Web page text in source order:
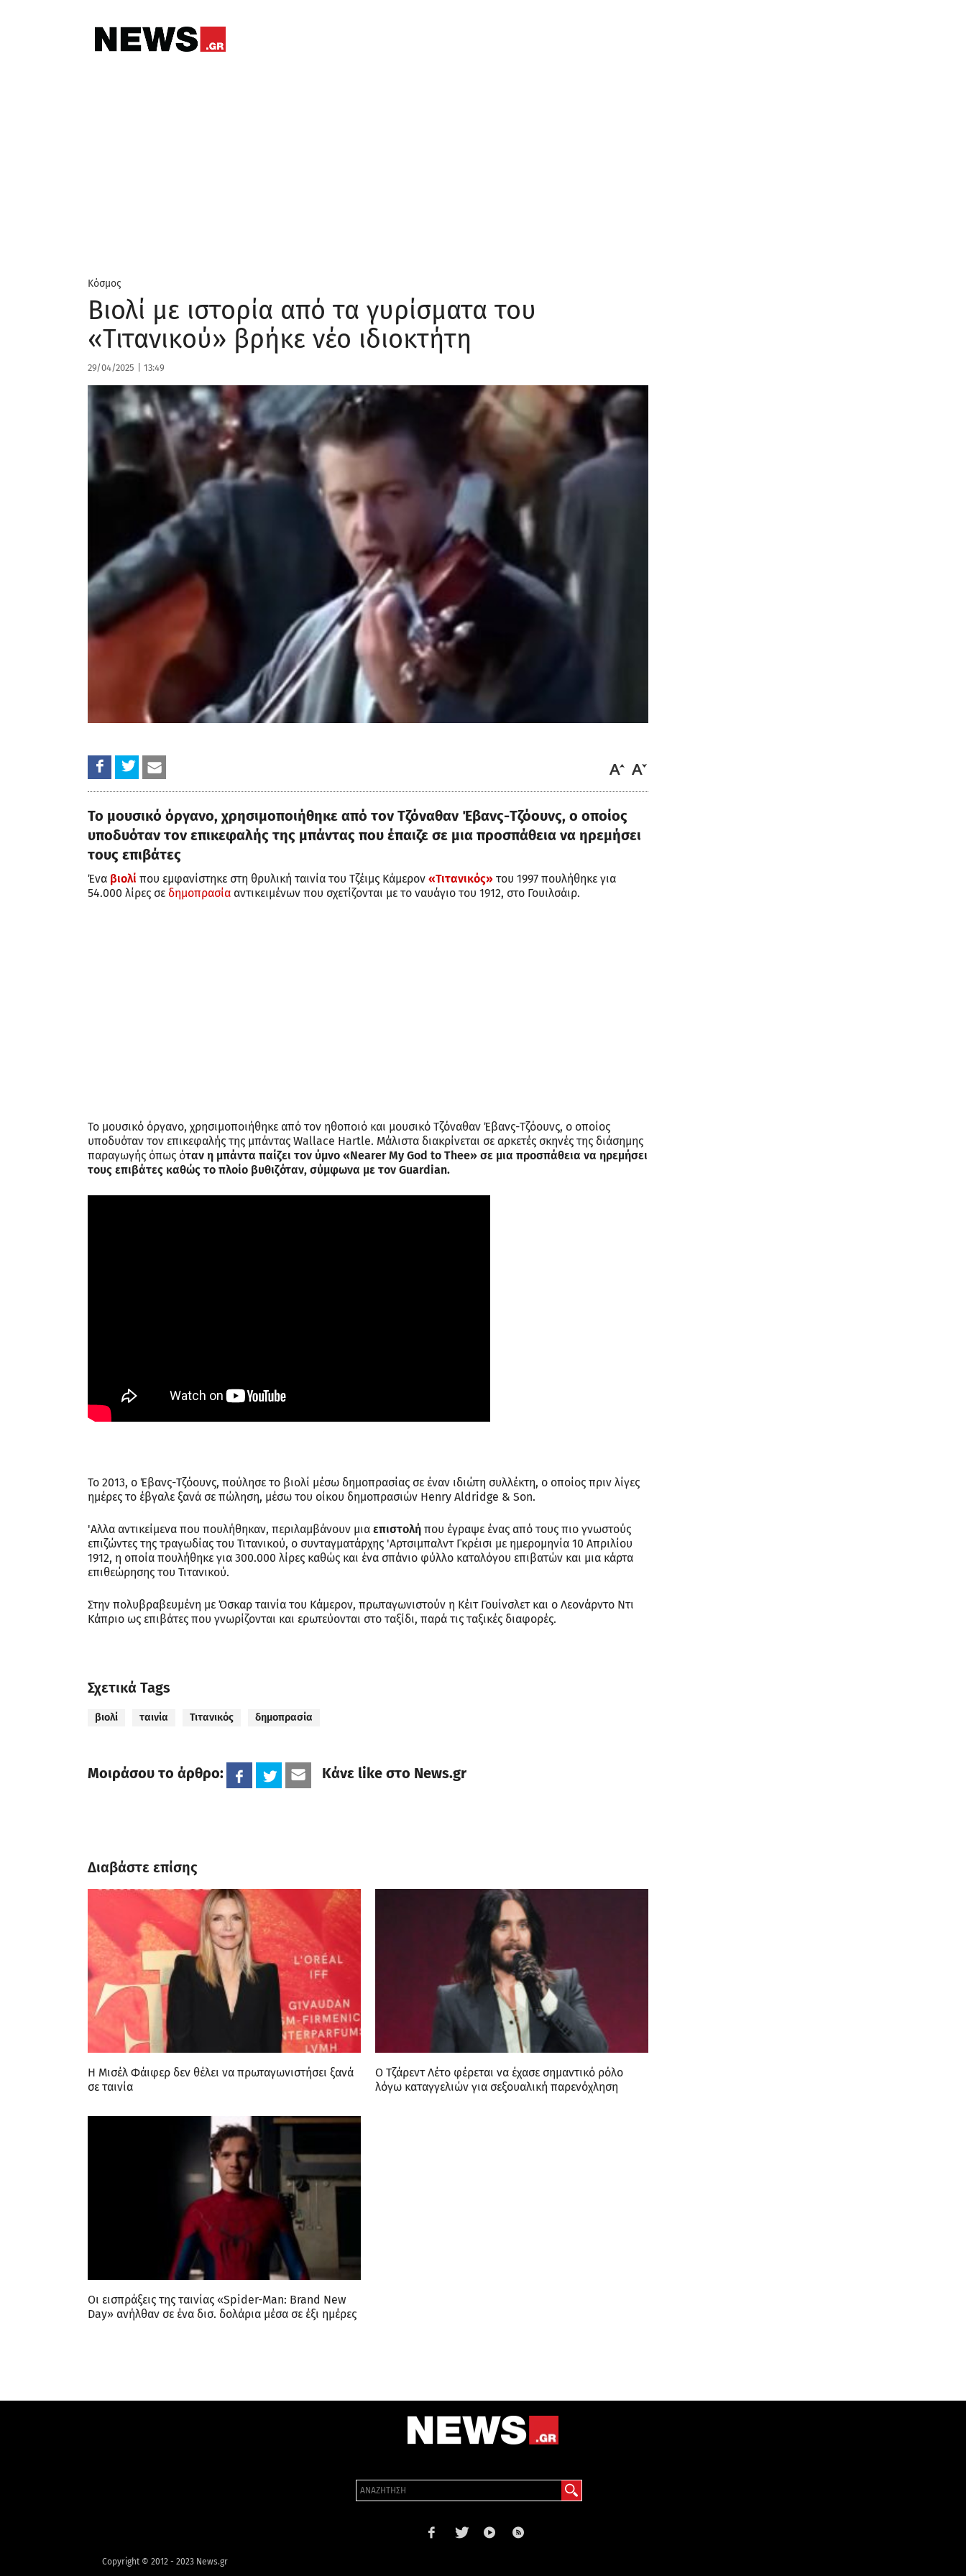
Κόσμος
Βιολί με ιστορία από τα γυρίσματα του
«Τιτανικού» βρήκε νέο ιδιοκτήτη
29/04/2025 13:49
Το μουσικό όργανο, χρησιμοποιήθηκε από τον Τζόναθαν Έβανς-Τζόουνς, ο οποίος
υποδυόταν τον επικεφαλής της μπάντας που έπαιζε σε μια προσπάθεια να ηρεμήσει
τους επιβάτες
Ένα βιολί που εμφανίστηκε στη θρυλική ταινία του Τζέιμς Κάμερον «Τιτανικός» του 1997 πουλήθηκε για
54.000 λίρες σε δημοπρασία αντικειμένων που σχετίζονται με το ναυάγιο του 1912, στο Γουιλσάιρ.
Το μουσικό όργανο, χρησιμοποιήθηκε από τον ηθοποιό και μουσικό Τζόναθαν Έβανς-Τζόουνς, ο οποίος
υποδυόταν τον επικεφαλής της μπάντας Wallace Hartle. Μάλιστα διακρίνεται σε αρκετές σκηνές της διάσημης
παραγωγής όπως όταν η μπάντα παίζει τον ύμνο «Nearer My God to Thee» σε μια προσπάθεια να ηρεμήσει
τους επιβάτες καθώς το πλοίο βυθιζόταν, σύμφωνα με τον Guardian.
Το 2013, ο Έβανς-Τζόουνς, πούλησε το βιολί μέσω δημοπρασίας σε έναν ιδιώτη συλλέκτη, ο οποίος πριν λίγες
ημέρες το έβγαλε ξανά σε πώληση, μέσω του οίκου δημοπρασιών Henry Aldridge & Son.
'Αλλα αντικείμενα που πουλήθηκαν, περιλαμβάνουν μια επιστολή που έγραψε ένας από τους πιο γνωστούς
επιζώντες της τραγωδίας του Τιτανικού, ο συνταγματάρχης 'Αρτσιμπαλντ Γκρέισι με ημερομηνία 10 Απριλίου
1912, η οποία πουλήθηκε για 300.000 λίρες καθώς και ένα σπάνιο φύλλο καταλόγου επιβατών και μια κάρτα
επιθεώρησης του Τιτανικού.
Στην πολυβραβευμένη με Όσκαρ ταινία του Κάμερον, πρωταγωνιστούν η Κέιτ Γουίνσλετ και ο Λεονάρντο Ντι
Κάπριο ως επιβάτες που γνωρίζονται και ερωτεύονται στο ταξίδι, παρά τις ταξικές διαφορές.
Σχετικά Tags
βιολί ταινία Τιτανικός δημοπρασία
Μοιράσου το άρθρο: Κάνε like στο News.gr
Διαβάστε επίσης
Η Μισέλ Φάιφερ δεν θέλει να πρωταγωνιστήσει ξανά
σε ταινία
Ο Τζάρεντ Λέτο φέρεται να έχασε σημαντικό ρόλο
λόγω καταγγελιών για σεξουαλική παρενόχληση
Οι εισπράξεις της ταινίας «Spider-Man: Brand New
Day» ανήλθαν σε ένα δισ. δολάρια μέσα σε έξι ημέρες
Copyright © 2012 - 2023 News.gr